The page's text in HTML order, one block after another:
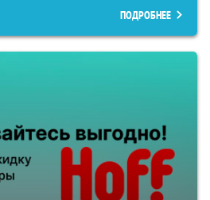
ПОДРОБНЕЕ